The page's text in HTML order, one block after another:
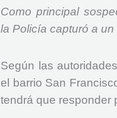
Como principal
la Policía capturó a
Según las
el barrio San
tendrá que responder